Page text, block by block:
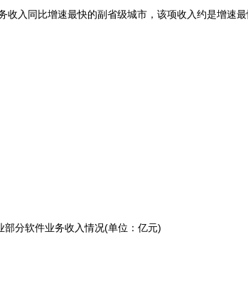
同比增速最快的副省级城市，该项收入约是增速最
软件业务收入情况(单位：亿元)